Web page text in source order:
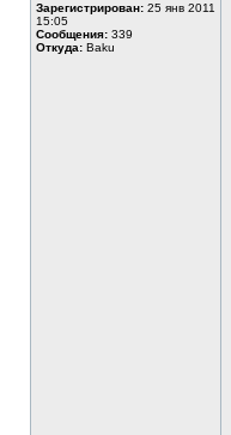
Зарегистрирован: 25 янв 2011
15:05
Сообщения: 339
Откуда: Baku